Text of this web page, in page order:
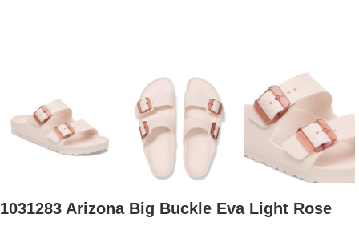
1031283 Arizona Big Buckle Eva Light Rose